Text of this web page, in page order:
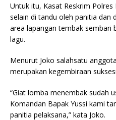
Untuk itu, Kasat Reskrim
selain di tandu oleh panitia dan
area lapangan tembak sembari
lagu.
Menurut Joko salahsatu
merupakan kegembiraan
“Giat lomba menembak sudah
Komandan Bapak Yussi kami
panitia pelaksana,” kata Joko.